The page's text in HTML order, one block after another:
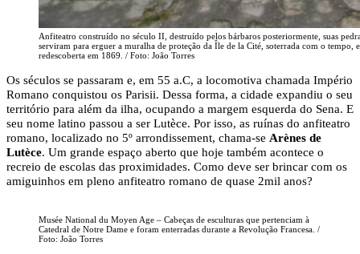
Anfiteatro construído no século II, destruído pelos bárbaros posteriormente, suas
serviram para erguer a muralha de proteção da Île de la Cité, soterrada com o tempo, e
redescoberta em 1869. / Foto: João Torres
Os séculos se passaram e, em 55 a.C, a locomotiva chamada Império
Romano conquistou os Parisii. Dessa forma, a cidade expandiu o seu
território para além da ilha, ocupando a margem esquerda do Sena. E
seu nome latino passou a ser Lutèce. Por isso, as ruínas do anfiteatro
romano, localizado no 5º arrondissement, chama-se Arènes de
Lutèce. Um grande espaço aberto que hoje também acontece o
recreio de escolas das proximidades. Como deve ser brincar com os
amiguinhos em pleno anfiteatro romano de quase 2mil anos?
Musée National du Moyen Age – Cabeças de esculturas que pertenciam à
Catedral de Notre Dame e foram enterradas durante a Revolução Francesa. /
Foto: João Torres